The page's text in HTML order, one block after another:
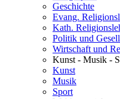
Geschichte
Evang.
Kath.
Politik und
Wirtschaft und
Kunst - Musik -
Kunst
Musik
Sport